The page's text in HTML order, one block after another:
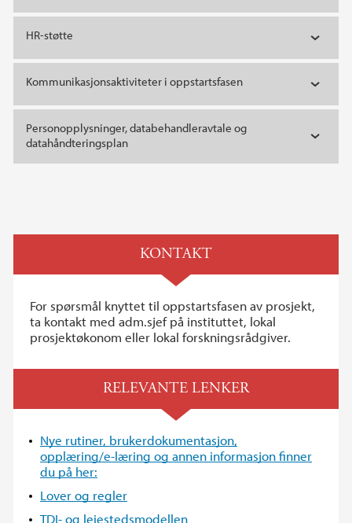
HR-støtte
Kommunikasjonsaktiviteter i oppstartsfasen
Personopplysninger, databehandleravtale og
datahåndteringsplan
KONTAKT
For spørsmål knyttet til oppstartsfasen av prosjekt,
ta kontakt med adm.sjef på instituttet, lokal
prosjektøkonom eller lokal forskningsrådgiver.
RELEVANTE LENKER
Nye rutiner, brukerdokumentasjon,
opplæring/e-læring og annen informasjon finner
du på her:
Lover og regler
TDI- og leiestedsmodellen